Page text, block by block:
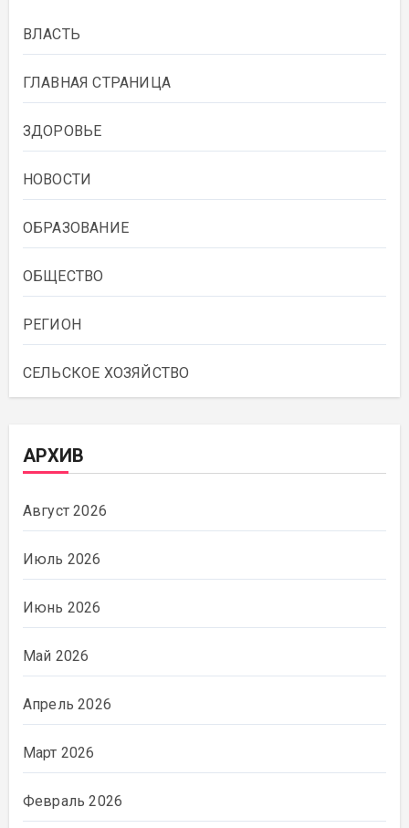
ВЛАСТЬ
ГЛАВНАЯ СТРАНИЦА
ЗДОРОВЬЕ
НОВОСТИ
ОБРАЗОВАНИЕ
ОБЩЕСТВО
РЕГИОН
СЕЛЬСКОЕ ХОЗЯЙСТВО
АРХИВ
Август 2026
Июль 2026
Июнь 2026
Май 2026
Апрель 2026
Март 2026
Февраль 2026